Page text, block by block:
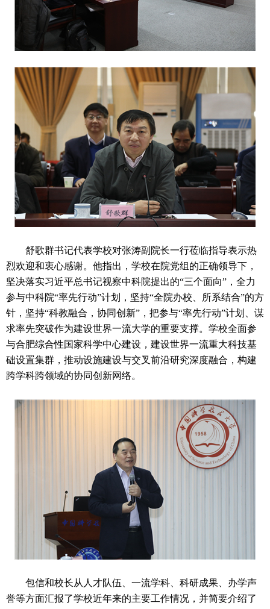
舒歌群书记代表学校对张涛副院长一行莅临指导表示热
烈欢迎和衷心感谢。他指出，学校在院党组的正确领导下，
坚决落实习近平总书记视察中科院提出的“三个面向”，全力
参与中科院“率先行动”计划，坚持“全院办校、所系结合”的方
针，坚持“科教融合，协同创新”，把参与“率先行动”计划、谋
求率先突破作为建设世界一流大学的重要支撑。学校全面参
与合肥综合性国家科学中心建设，建设世界一流重大科技基
础设置集群，推动设施建设与交叉前沿研究深度融合，构建
跨学科跨领域的协同创新网络。
包信和校长从人才队伍、一流学科、科研成果、办学声
誉等方面汇报了学校近年来的主要工作情况，并简要介绍了